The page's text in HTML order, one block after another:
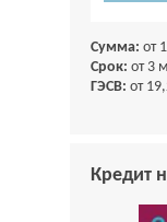
Сумма: от
Срок: от 3
ГЭСВ: от
Кредит